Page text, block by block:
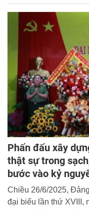
Phấn đấu xây
thật sự trong
bước vào kỷ
Chiều 26/6/2025,
đại biểu lần thứ XVIII,